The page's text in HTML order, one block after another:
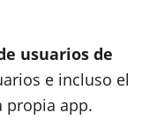
usuarios de
e incluso el
propia app.